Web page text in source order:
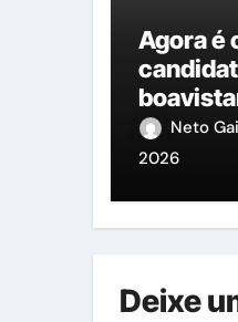
Agora é
Neto
2026
Deixe